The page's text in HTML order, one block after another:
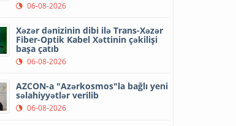
06-08-2026
Xəzər dənizinin dibi ilə Trans-Xəzər
Fiber-Optik Kabel Xəttinin çəkilişi
başa çatıb
06-08-2026
AZCON-a "Azərkosmos"la bağlı yeni
səlahiyyətlər verilib
06-08-2026